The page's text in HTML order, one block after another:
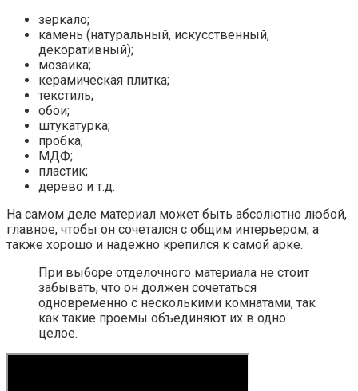
зеркало;
камень (натуральный, искусственный,
декоративный);
мозаика;
керамическая плитка;
текстиль;
обои;
штукатурка;
пробка;
МДФ;
пластик;
дерево и т.д.
На самом деле материал может быть абсолютно любой,
главное, чтобы он сочетался с общим интерьером, а
также хорошо и надежно крепился к самой арке.
При выборе отделочного материала не стоит
забывать, что он должен сочетаться
одновременно с несколькими комнатами, так
как такие проемы объединяют их в одно
целое.